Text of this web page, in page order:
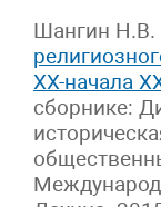
Шангин Н.В.
XX-начала
сборнике: